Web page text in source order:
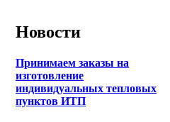
Новости
Принимаем заказы на
изготовление
индивидуальных тепловых
пунктов ИТП